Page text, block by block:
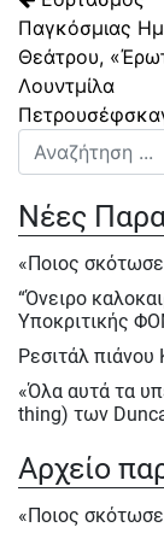
Παγκόσμιας
Θεάτρου,
Λουντμίλα
Αναζήτηση για:
Νέες
«Ποιος
“Όνειρο
Υποκριτικής
Ρεσιτάλ
«Όλα αυτά τα
thing) των
Σάββατο 23/5,
Ε΄
Αρχείο
«Ποιος